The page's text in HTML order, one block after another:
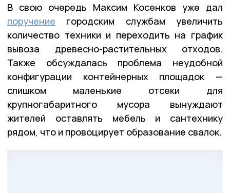
В свою очередь Максим Косенков уже дал
поручение городским службам увеличить
количество техники и переходить на график
вывоза древесно-растительных отходов.
Также обсуждалась проблема неудобной
конфигурации контейнерных площадок —
слишком маленькие отсеки для
крупногабаритного мусора вынуждают
жителей оставлять мебель и сантехнику
рядом, что и провоцирует образование свалок.